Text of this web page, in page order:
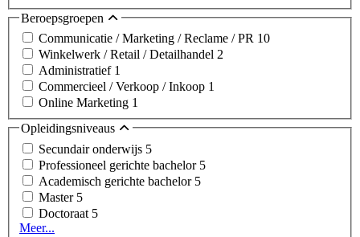
Beroepsgroepen
Communicatie / Marketing / Reclame / PR 10
Winkelwerk / Retail / Detailhandel 2
Administratief 1
Commercieel / Verkoop / Inkoop 1
Online Marketing 1
Opleidingsniveaus
Secundair onderwijs 5
Professioneel gerichte bachelor 5
Academisch gerichte bachelor 5
Master 5
Doctoraat 5
Meer...